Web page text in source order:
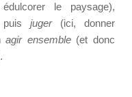
édulcorer le paysage),
puis juger(ici, donner
agir ensemble(et donc